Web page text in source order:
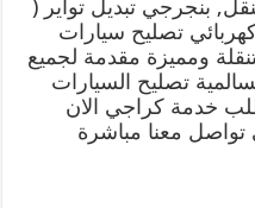
بنجرجي تبديل تواير (
تصليح سيارات
ومميزة مقدمة لجميع
تصليح السيارات
خدمة كراجي الان
معنا مباشرة